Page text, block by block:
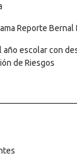
Reporte Bernal
año escolar con
de Riesgos